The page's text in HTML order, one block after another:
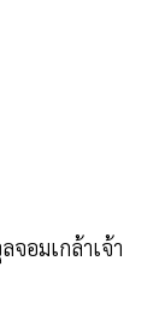
จอมเกล้าเจ้า